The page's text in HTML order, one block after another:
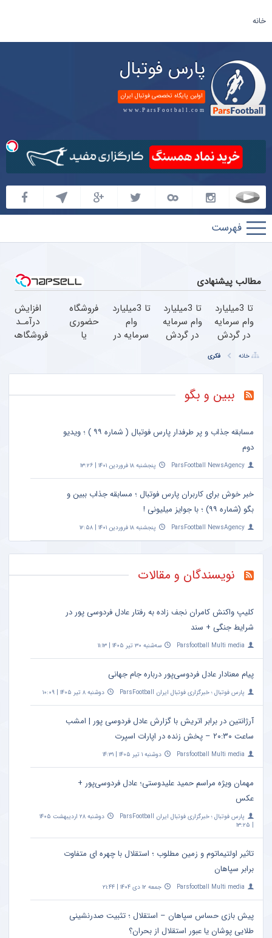
خانه
پارس فوتبال
اولین پایگاه تخصصی فوتبال ایران
www.ParsFootball.com
پارس
فوتبال
مطالب پیشنهادی
تا 3میلیارد
وام سرمایه
در گردش
=>
فروشگاهت
رو ثبت
کن
تا 3میلیارد
وام سرمایه
در گردش
رو ثبت
تا 3میلیارد
وام
سرمایه در
فروشگاه
حضوری
یا
راحت
رو
افزایش
درآمـد
فروشگاهت
خانه فکری
ببین و بگو
مسابقه جذاب و پر طرفدار پارس فوتبال ( شماره ۹۹ ) ؛ ویدیو
دوم
ParsFootball NewsAgency پنجشنبه ۱۸ فروردین ۱۴۰۱ | ۱۳:۲۶
خبر خوش برای کاربران پارس فوتبال ؛ مسابقه جذاب ببین و
بگو (شماره ۹۹) ؛ با جوایز میلیونی !
ParsFootball NewsAgency پنجشنبه ۱۸ فروردین ۱۴۰۱ | ۱۲:۵۸
نویسندگان و مقالات
کلیپ واکنش کامران نجف زاده به رفتار عادل فردوسی پور در
شرایط جنگی + سند
Parsfootball Multi media سه‌شنبه ۳۰ تیر ۱۴۰۵ | ۱۱:۱۳
پیام معنادار عادل فردوسی‌پور درباره جام جهانی
پارس فوتبال ؛ خبرگزاری فوتبال ایران ParsFootball دوشنبه ۸ تیر ۱۴۰۵ | ۱۰:۰۹
آرژانتین در برابر اتریش با گزارش عادل فردوسی پور | امشب
ساعت ۲۰:۳۰ – پخش زنده در اپارات اسپرت
Parsfootball Multi media دوشنبه ۱ تیر ۱۴۰۵ | ۱۴:۳۱
مهمان ویژه مراسم حمید علیدوستی؛ عادل فردوسی‌پور +
عکس
پارس فوتبال ؛ خبرگزاری فوتبال ایران ParsFootball
دوشنبه ۲۸ اردیبهشت ۱۴۰۵
تاثیر اولتیماتوم و زمین مطلوب ؛ استقلال با چهره ای متفاوت
برابر سپاهان
Parsfootball Multi media جمعه ۱۲ دی ۱۴۰۴ | ۲۱:۴۴
پیش بازی حساس سپاهان – استقلال ؛ تثبیت صدرنشینی
طلایی پوشان یا عبور استقلال از بحران؟